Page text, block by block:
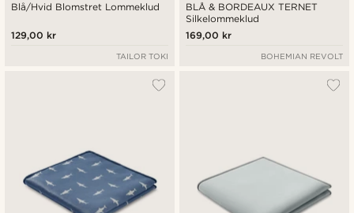
Blå/Hvid Blomstret Lommeklud
129,00 kr
TAILOR TOKI
BLÅ & BORDEAUX TERNET
Silkelommeklud
169,00 kr
BOHEMIAN REVOLT